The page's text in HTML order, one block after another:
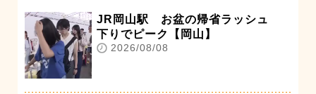
JR岡山駅 お盆の帰省ラッシュ
下りでピーク【岡山】
2026/08/08